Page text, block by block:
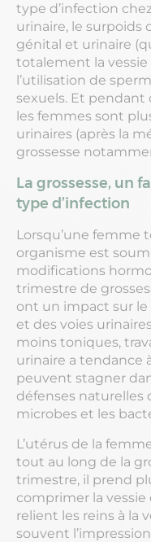
type d’infection
urinaire, le surpoids
génital et urinaire
totalement la
l’utilisation de
sexuels. Et pendant
les femmes sont
urinaires (après la
grossesse
La grossesse, un
type d’infection
Lorsqu’une femme
organisme est
modifications
trimestre de
ont un impact sur
et des voies
moins toniques,
urinaire a tendance
peuvent stagner
défenses naturelles
microbes et les
L’utérus de la
tout au long de la
trimestre, il prend
comprimer la
relient les reins à la
souvent